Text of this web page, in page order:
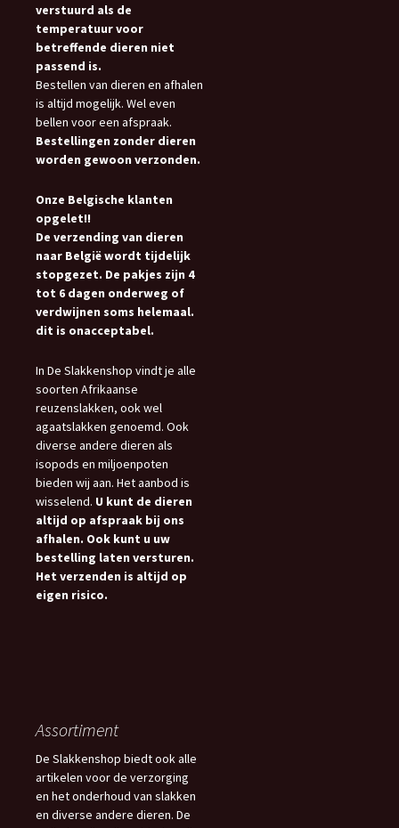
verstuurd als de
temperatuur voor
betreffende dieren niet
passend is.
Bestellen van dieren en afhalen
is altijd mogelijk. Wel even
bellen voor een afspraak.
Bestellingen zonder dieren
worden gewoon verzonden.
Onze Belgische klanten
opgelet!!
De verzending van dieren
naar België wordt tijdelijk
stopgezet. De pakjes zijn 4
tot 6 dagen onderweg of
verdwijnen soms helemaal.
dit is onacceptabel.
In De Slakkenshop vindt je alle
soorten Afrikaanse
reuzenslakken, ook wel
agaatslakken genoemd. Ook
diverse andere dieren als
isopods en miljoenpoten
bieden wij aan. Het aanbod is
wisselend. U kunt de dieren
altijd op afspraak bij ons
afhalen. Ook kunt u uw
bestelling laten versturen.
Het verzenden is altijd op
eigen risico.
Assortiment
De Slakkenshop biedt ook alle
artikelen voor de verzorging
en het onderhoud van slakken
en diverse andere dieren. De